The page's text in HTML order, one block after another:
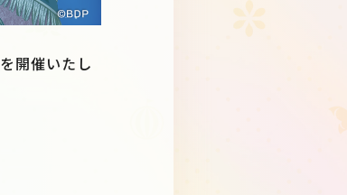
を開催いたし